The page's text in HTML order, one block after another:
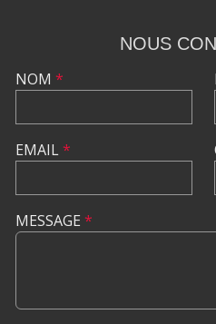
NOUS
NOM *
EMAIL*
MESSAGE *